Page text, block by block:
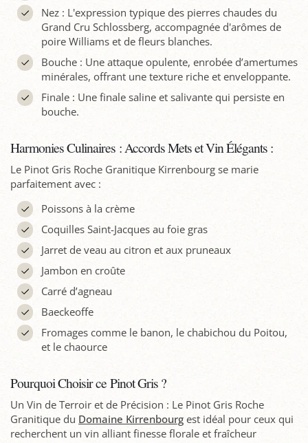
Nez : L'expression typique des pierres chaudes du
Grand Cru Schlossberg, accompagnée d'arômes de
poire Williams et de fleurs blanches.
Bouche : Une attaque opulente, enrobée d’amertumes
minérales, offrant une texture riche et enveloppante.
Finale : Une finale saline et salivante qui persiste en
bouche.
Harmonies Culinaires : Accords Mets et Vin Élégants :
Le Pinot Gris Roche Granitique Kirrenbourg se marie
parfaitement avec :
Poissons à la crème
Coquilles Saint-Jacques au foie gras
Jarret de veau au citron et aux pruneaux
Jambon en croûte
Carré d’agneau
Baeckeoffe
Fromages comme le banon, le chabichou du Poitou,
et le chaource
Pourquoi Choisir ce Pinot Gris ?
Un Vin de Terroir et de Précision : Le Pinot Gris Roche
Granitique du Domaine Kirrenbourg est idéal pour ceux qui
recherchent un vin alliant finesse florale et fraîcheur